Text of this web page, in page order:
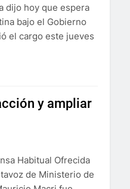
dijo hoy que espera
bajo el Gobierno
el cargo este jueves
y ampliar
Habitual Ofrecida
de Ministerio de